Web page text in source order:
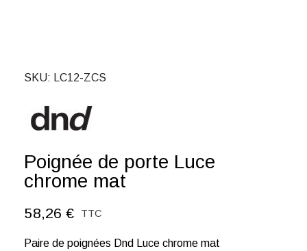
SKU LC12-ZCS
Poignée de porte Luce
chrome mat
58,26 € TTC
Paire de poignées Dnd Luce chrome mat